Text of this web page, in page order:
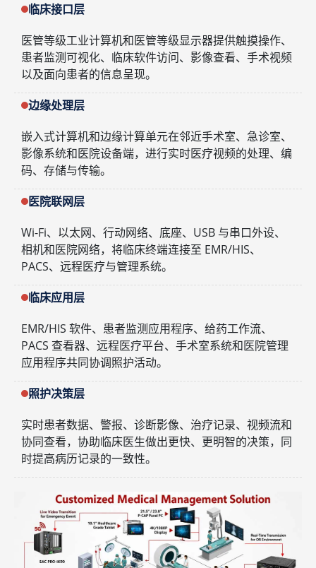
临床接口层
医管等级工业计算机和医管等级显示器提供触摸操作、
患者监测可视化、临床软件访问、影像查看、手术视频
以及面向患者的信息呈现。
边缘处理层
嵌入式计算机和边缘计算单元在邻近手术室、急诊室、
影像系统和医院设备端，进行实时医疗视频的处理、编
码、存储与传输。
医院联网层
Wi-Fi、以太网、行动网络、底座、USB 与串口外设、
相机和医院网络，将临床终端连接至 EMR/HIS、
PACS、远程医疗与管理系统。
临床应用层
EMR/HIS 软件、患者监测应用程序、给药工作流、
PACS 查看器、远程医疗平台、手术室系统和医院管理
应用程序共同协调照护活动。
照护决策层
实时患者数据、警报、诊断影像、治疗记录、视频流和
协同查看，协助临床医生做出更快、更明智的决策，同
时提高病历记录的一致性。